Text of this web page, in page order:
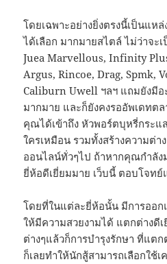
โดยเฉพาะอย่างยิ่งตรงนี้เป็นแ
ได้เลือก มากมายสไตล์ ไม่ว่าจะ
Juea Marvellous, Infinity
Argus, Rincoe, Drag, Spmk,
Caliburn Uwell ฯลฯ แถมยังมีอ
มากมาย และก็ยังคงรออัพเดทต
คุณได้เข้าถึง หัวพอร์ตบุหรี่กระแ
ใครเหมือน รวมทั้งสร้างความต่า
ออนไลน์ทั่วๆไป ถ้าหากคุณกำลัง
ยี่ห้อดีเยี่ยมมาย เว็บนี้ ตอบโจทย์
โดยที่ในแต่ละยี่ห้อนั้น มีการออ
ให้มีความสวยงามได้ แตกต่างดี
ต่างๆแล้วก็การบำรุงรักษา ที่แต
ก็เลยทำให้นักสู้สามารถเลือกใช้